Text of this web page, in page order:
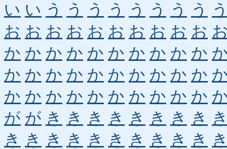
い い う う う う う う う う
お お お お お お お お お お
か か か か か か か か か か
か か か か か か か か か か
か か か か か か か か か か
が が き き き き き き き き
き き き き き き き き き き